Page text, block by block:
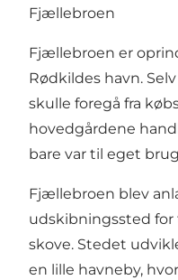
Fjællebroen
Fjællebroen er
Rødkildes havn.
skulle foregå fra
hovedgårdene
bare var til eget
Fjællebroen blev
udskibningssted
skove. Stedet
en lille havneby,